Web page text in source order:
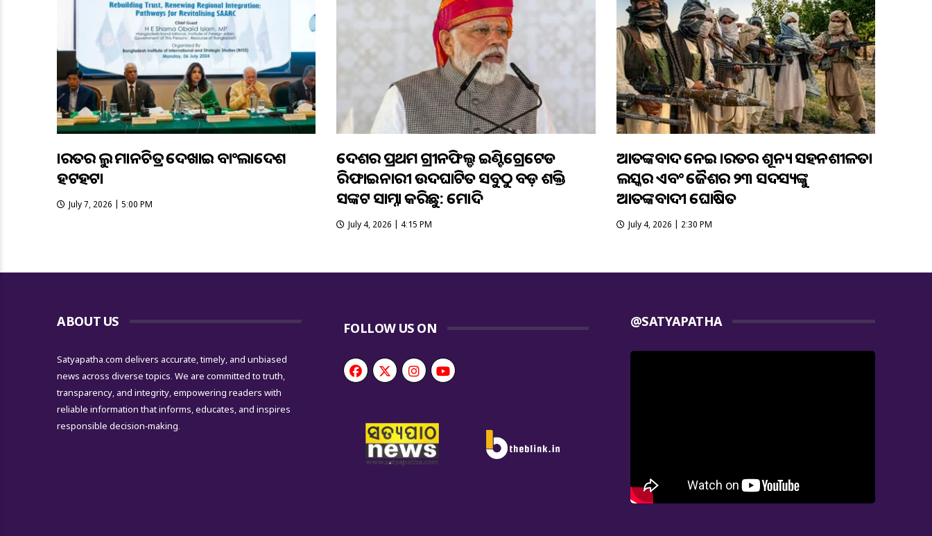
ଭାରତର ଭୁଲ ମାନଚିତ୍ର ଦେଖାଇ ବାଂଲାଦେଶ
ହଟହଟା
July 7, 2026 | 5:00 PM
ଦେଶର ପ୍ରଥମ ଗ୍ରୀନଫିଲ୍ଡ ଇଣ୍ଟିଗ୍ରେଟେଡ
ରିଫାଇନାରୀ ଉଦଘାଟିତ ସବୁଠୁ ବଡ଼ ଶକ୍ତି
ସଙ୍କଟ ସାମ୍ନା କରିଛୁ: ମୋଦି
July 4, 2026 | 4:15 PM
ଆତଙ୍କବାଦ ନେଇ ଭାରତର ଶୂନ୍ୟ ସହନଶୀଳତା
ଲସ୍କର ଏବଂ ଜୈଶର ୨୩ ସଦସ୍ୟଙ୍କୁ
ଆତଙ୍କବାଦୀ ଘୋଷିତ
July 4, 2026 | 2:30 PM
ABOUT US
Satyapatha.com delivers accurate, timely, and unbiased
news across diverse topics. We are committed to truth,
transparency, and integrity, empowering readers with
reliable information that informs, educates, and inspires
responsible decision-making.
FOLLOW US ON @SATYAPATHA